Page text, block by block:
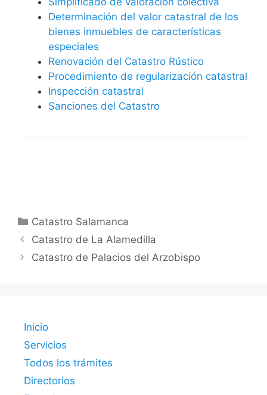
Determinación del valor catastral de los
bienes inmuebles de características
especiales
Renovación del Catastro Rústico
Procedimiento de regularización catastral
Inspección catastral
Sanciones del Catastro
Categorías
Catastro Salamanca
Catastro de La Alamedilla
Catastro de Palacios del Arzobispo
Inicio
Servicios
Todos los trámites
Directorios